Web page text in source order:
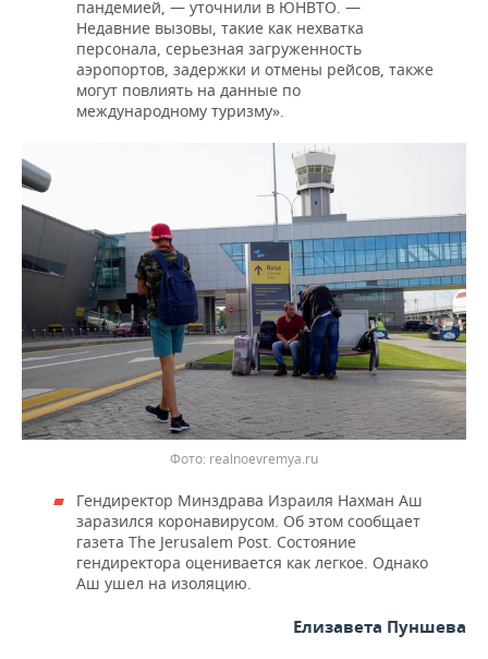
пандемией, — уточнили в ЮНВТО. —
Недавние вызовы, такие как нехватка
персонала, серьезная загруженность
аэропортов, задержки и отмены рейсов, также
могут повлиять на данные по
международному туризму».
Фото: realnoevremya.ru
Гендиректор Минздрава Израиля Нахман Аш
заразился коронавирусом. Об этом сообщает
газета The Jerusalem Post. Состояние
гендиректора оценивается как легкое. Однако
Аш ушел на изоляцию.
Елизавета Пуншева